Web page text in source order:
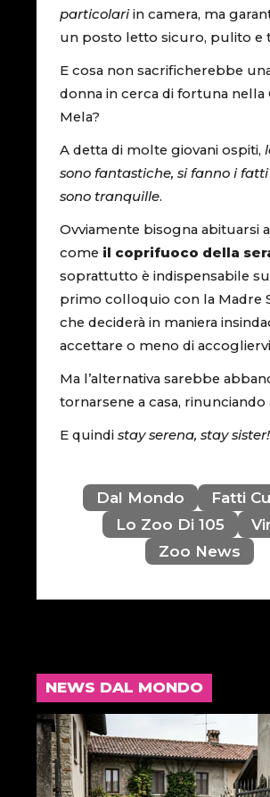
particolariin camera, ma
un posto letto sicuro, pulito e
E cosa non sacrificherebbe
donna in cerca di fortuna nella
Mela?
A detta di molte giovani ospiti,
sono fantastiche, si fanno i fatti
sono tranquille.
Ovviamente bisogna abituarsi
come il coprifuoco della
soprattutto è indispensabile
primo colloquio con la Madre
che deciderà in maniera
accettare o meno di
Ma l’alternativa sarebbe
tornarsene a casa, rinunciando
E quindistay serena, stay sister!
Dal Mondo
Fatti
Lo Zoo Di 105
Zoo News
NEWS DAL MONDO